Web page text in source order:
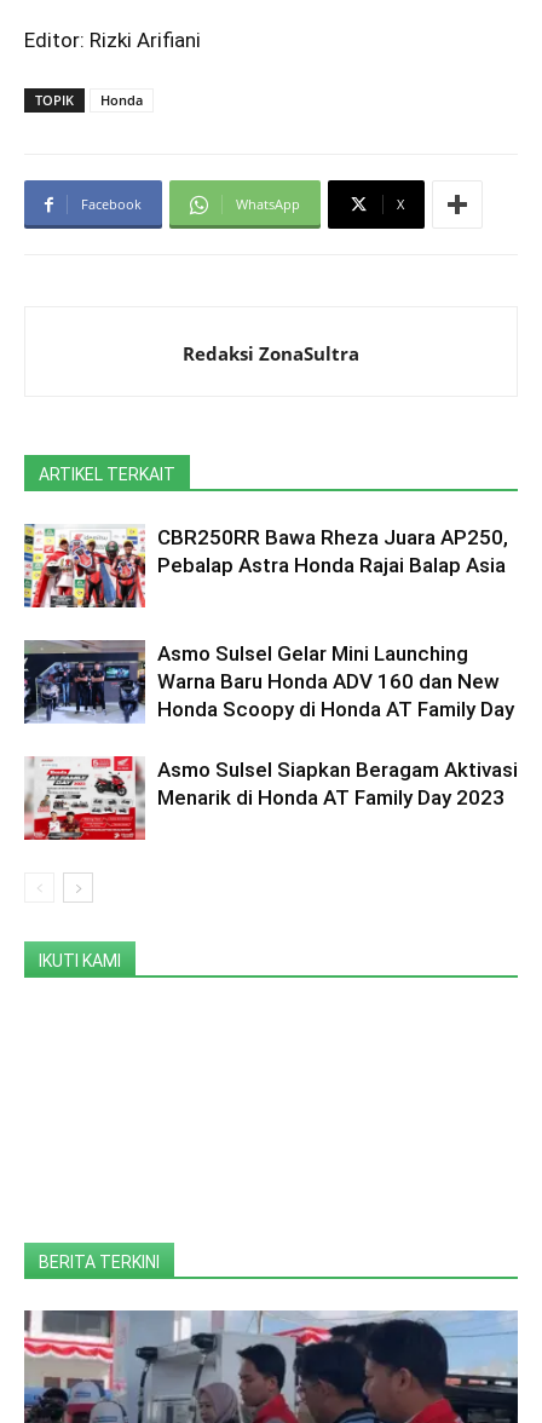
Editor: Rizki Arifiani
TOPIK Honda
Facebook WhatsApp X
Redaksi ZonaSultra
ARTIKEL TERKAIT
CBR250RR Bawa Rheza Juara AP250,
Pebalap Astra Honda Rajai Balap Asia
Asmo Sulsel Gelar Mini Launching
Warna Baru Honda ADV 160 dan New
Honda Scoopy di Honda AT Family Day
Asmo Sulsel Siapkan Beragam Aktivasi
Menarik di Honda AT Family Day 2023
IKUTI KAMI
BERITA TERKINI